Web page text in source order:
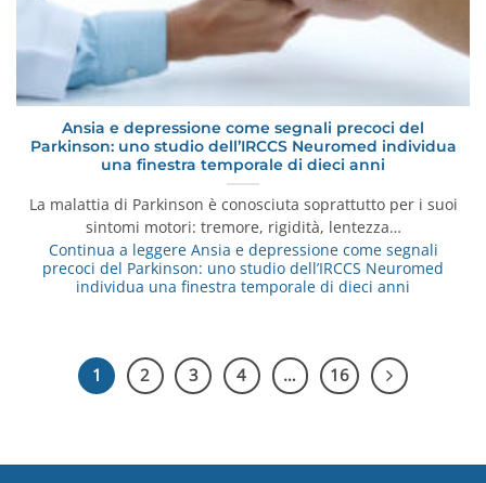
Ansia e depressione come segnali precoci del
Parkinson: uno studio dell’IRCCS Neuromed individua
una finestra temporale di dieci anni
La malattia di Parkinson è conosciuta soprattutto per i suoi
sintomi motori: tremore, rigidità, lentezza…
Continua a leggereAnsia e depressione come segnali
precoci del Parkinson: uno studio dell’IRCCS Neuromed
individua una finestra temporale di dieci anni
1 2 3 4 … 16